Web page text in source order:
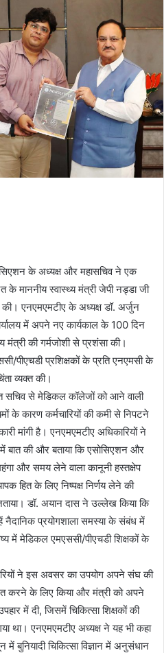
के अध्यक्ष और महासचिव ने एक
माननीय स्वास्थ्य मंत्री जेपी नड्डा जी
एनएमएमटीए के अध्यक्ष डॉ. अर्जुन
में अपने नए कार्यकाल के 100 दिन
की गर्मजोशी से प्रशंसा की।
पीएचडी प्रशिक्षकों के प्रति एनएमसी के
व्यक्त की।
सचिव से मेडिकल कॉलेजों को आने वाली
के कारण कर्मचारियों की कमी से निपटने
मांगी है। एनएमएमटीए अधिकारियों ने
बात की और बताया कि एसोसिएशन और
और समय लेने वाला कानूनी हस्तक्षेप
हित के लिए निष्पक्ष निर्णय लेने की
डॉ. अयान दास ने उल्लेख किया कि
प्रयोगशाला समस्या के संबंध में
में मेडिकल एमएससी/पीएचडी शिक्षकों के
ने इस अवसर का उपयोग अपने संघ की
करने के लिए किया और मंत्री को अपने
में दी, जिसमें चिकित्सा शिक्षकों की
था। एनएमएमटीए अध्यक्ष ने यह भी कहा
बुनियादी चिकित्सा विज्ञान में अनुसंधान